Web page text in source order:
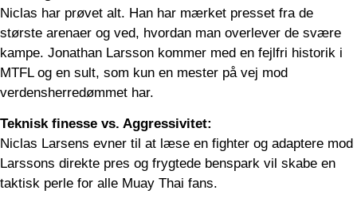
Niclas har prøvet alt. Han har mærket presset fra de
største arenaer og ved, hvordan man overlever de svære
kampe. Jonathan Larsson kommer med en fejlfri historik i
MTFL og en sult, som kun en mester på vej mod
verdensherredømmet har.
Teknisk finesse vs. Aggressivitet:
Niclas Larsens evner til at læse en fighter og adaptere mod
Larssons direkte pres og frygtede benspark vil skabe en
taktisk perle for alle Muay Thai fans.